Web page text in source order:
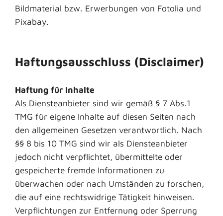
Bildmaterial bzw. Erwerbungen von Fotolia und
Pixabay.
Haftungsausschluss (Disclaimer)
Haftung für Inhalte
Als Diensteanbieter sind wir gemäß § 7 Abs.1
TMG für eigene Inhalte auf diesen Seiten nach
den allgemeinen Gesetzen verantwortlich. Nach
§§ 8 bis 10 TMG sind wir als Diensteanbieter
jedoch nicht verpflichtet, übermittelte oder
gespeicherte fremde Informationen zu
überwachen oder nach Umständen zu forschen,
die auf eine rechtswidrige Tätigkeit hinweisen.
Verpflichtungen zur Entfernung oder Sperrung